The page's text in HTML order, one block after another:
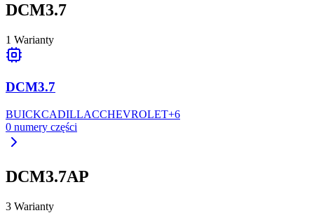
DCM3.7
1 Warianty
DCM3.7
BUICKCADILLACCHEVROLET+6
0 numery części
DCM3.7AP
3 Warianty